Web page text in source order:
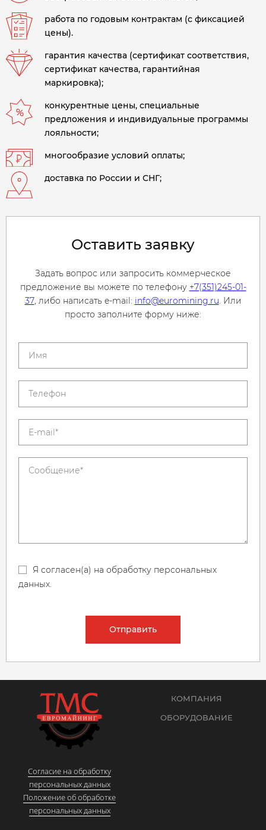
работа по годовым контрактам (с фиксацией
цены).
гарантия качества (сертификат соответствия,
сертификат качества, гарантийная
маркировка);
конкурентные цены, специальные
предложения и индивидуальные программы
лояльности;
многообразие условий оплаты;
доставка по России и СНГ;
Оставить заявку
Задать вопрос или запросить коммерческое
предложение вы можете по телефону +7(351)245-01-
37, либо написать e-mail: info@euromining.ru. Или
просто заполните форму ниже:
Я согласен(а) на обработку персональных
данных.
Отправить
Согласие на обработку
персональных данных
Положение об обработке
персональных данных
КОМПАНИЯ
ОБОРУДОВАНИЕ